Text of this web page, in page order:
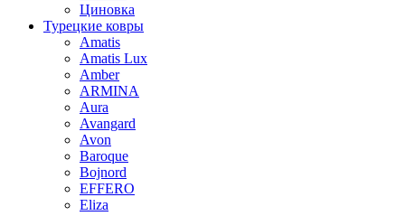
Циновка
Турецкие ковры
Amatis
Amatis Lux
Amber
ARMINA
Aura
Avangard
Avon
Baroque
Bojnord
EFFERO
Eliza